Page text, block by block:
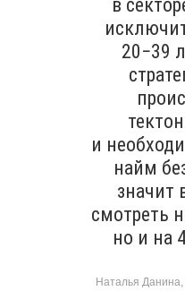
в
20−39
и
найм
значит
смотреть
но и на
Наталья Данина,